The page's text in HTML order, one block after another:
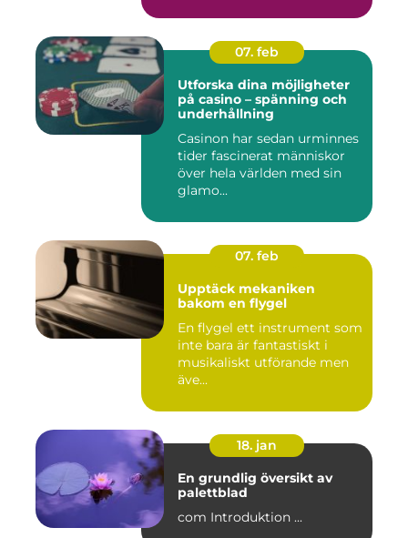
07. feb
Utforska dina möjligheter
på casino – spänning och
underhållning
Casinon har sedan urminnes
tider fascinerat människor
över hela världen med sin
glamo...
07. feb
Upptäck mekaniken
bakom en flygel
En flygel ett instrument som
inte bara är fantastiskt i
musikaliskt utförande men
äve...
18. jan
En grundlig översikt av
palettblad
com Introduktion ...